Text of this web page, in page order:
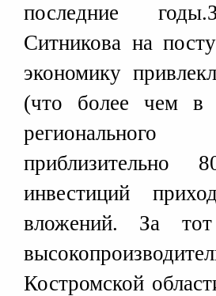
последние
Ситникова на
экономику
(что более чем в
инвестиций
вложений. За
Костромской